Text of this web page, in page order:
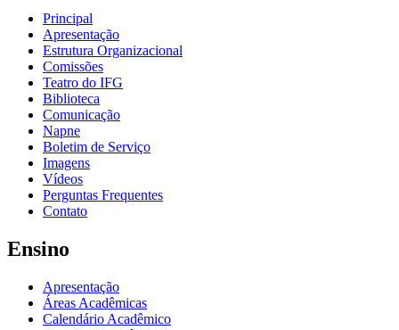
Principal
Apresentação
Estrutura Organizacional
Comissões
Teatro do IFG
Biblioteca
Comunicação
Napne
Boletim de Serviço
Imagens
Vídeos
Perguntas Frequentes
Contato
Ensino
Apresentação
Áreas Acadêmicas
Calendário Acadêmico